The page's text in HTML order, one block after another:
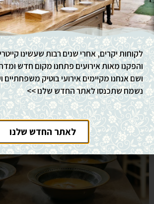
לקוחות יקרים, אחרי שנים רבות שעשינו
והפקנו מאות אירועים פתחנו מקום חדש
ושם אנחנו מקיימים אירועי בוטיק משפחתיים
נשמח שתכנסו לאתר החדש שלנו >>
לאתר החדש שלנו